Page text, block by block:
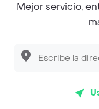
2026
Mejor servicio,